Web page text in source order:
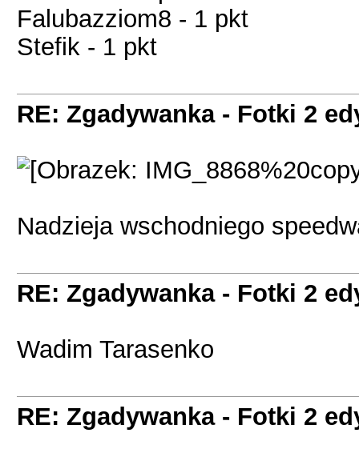
Falubazziom8 - 1 pkt
Stefik - 1 pkt
RE: Zgadywanka - Fotki 2
Nadzieja wschodniego
RE: Zgadywanka - Fotki 2
Wadim Tarasenko
RE: Zgadywanka - Fotki 2